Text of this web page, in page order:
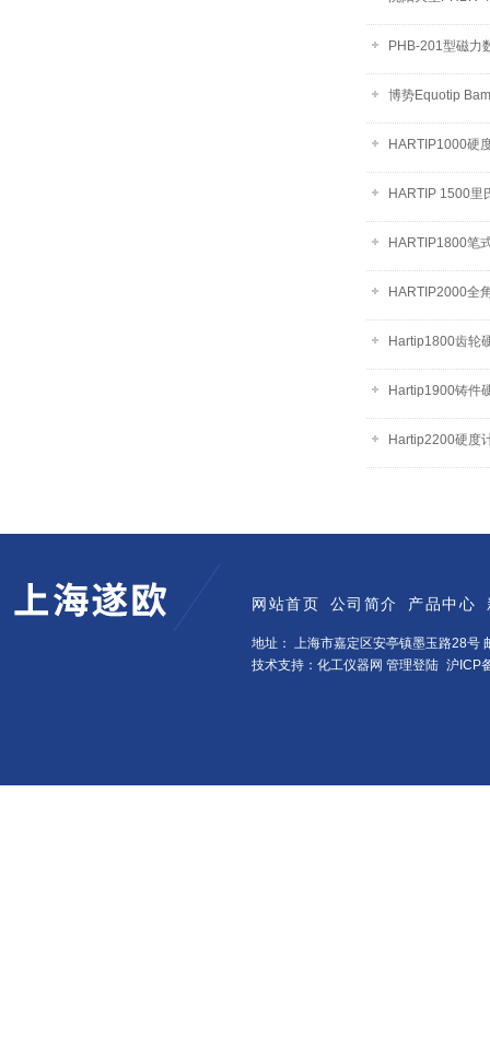
PHB-201型磁力
博势Equotip
HARTIP1000硬
HARTIP 1500里
HARTIP1800笔
HARTIP2000全
Hartip1800齿轮
Hartip1900铸件
Hartip2200硬度
网站首页 公司简介 产品中心
地址： 上海市嘉定区安亭镇墨玉路28号
技术支持：化工仪器网 管理登陆 沪ICP